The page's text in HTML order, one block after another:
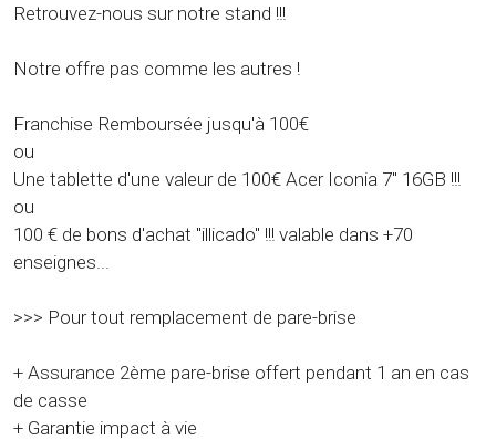
Retrouvez-nous sur notre stand !!!
Notre offre pas comme les autres !
Franchise Remboursée jusqu'à 100€
ou
Une tablette d'une valeur de 100€ Acer Iconia 7" 16GB !!!
ou
100 € de bons d'achat "illicado" !!! valable dans +70
enseignes...
>>> Pour tout remplacement de pare-brise
+ Assurance 2ème pare-brise offert pendant 1 an en cas
de casse
+ Garantie impact à vie